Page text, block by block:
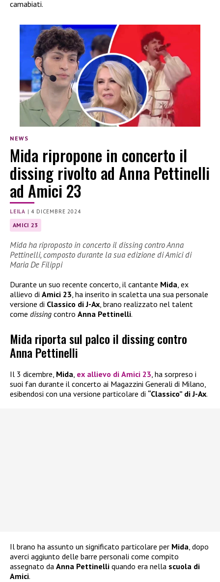
camabiati.
NEWS
Mida ripropone in concerto il
dissing rivolto ad Anna Pettinelli
ad Amici 23
LEILA |4 DICEMBRE 2024
AMICI 23
Mida ha riproposto in concerto il dissing contro Anna
Pettinelli, composto durante la sua edizione di Amici di
Maria De Filippi
Durante un suo recente concerto, il cantante Mida , ex
allievo di Amici 23 , ha inserito in scaletta una sua personale
versione di Classico di J-Ax , brano realizzato nel talent
come dissing contro Anna Pettinelli.
Mida riporta sul palco il dissing contro
Anna Pettinelli
Il 3 dicembre, Mida, ex allievo di Amici 23, ha sorpreso i
suoi fan durante il concerto ai Magazzini Generali di Milano,
esibendosi con una versione particolare di “Classico” di J-Ax.
Il brano ha assunto un significato particolare per Mida, dopo
averci aggiunto delle barre personali come compito
assegnato da Anna Pettinelli quando era nella scuola di
Amici.